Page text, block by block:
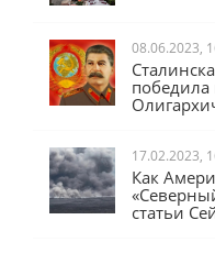
08.06.2023,
победила
17.02.2023,
Как
статьи